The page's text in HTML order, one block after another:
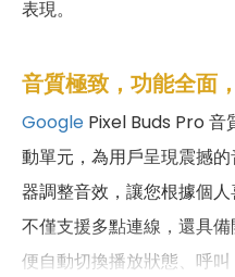
表現。
音質極致，功能全面
Google Pixel Buds Pro 音
動單元，為用戶呈現震撼
器調整音效，讓您根據個人
不僅支援多點連線，還具
便自動切換播放狀態、呼叫